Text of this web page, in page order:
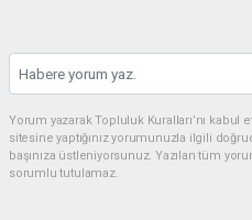
Yorum yazarak Topluluk Kuralları’nı
sitesine yaptığınız yorumunuzla ilgili
başınıza üstleniyorsunuz. Yazılan tüm
sorumlu tutulamaz.